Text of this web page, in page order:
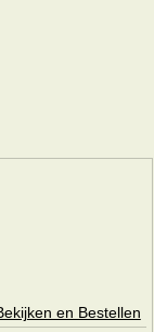
en Bestellen